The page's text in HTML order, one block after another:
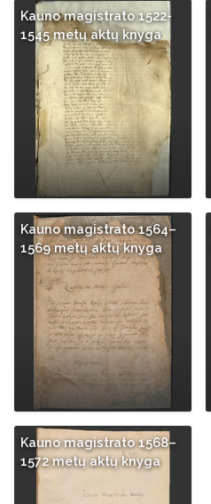
Kauno magistrato 1522-
1545 metų aktų knyga
Kauno magistrato 1564–
1569 metų aktų knyga
Kauno magistrato 1568–
1572 metų aktų knyga